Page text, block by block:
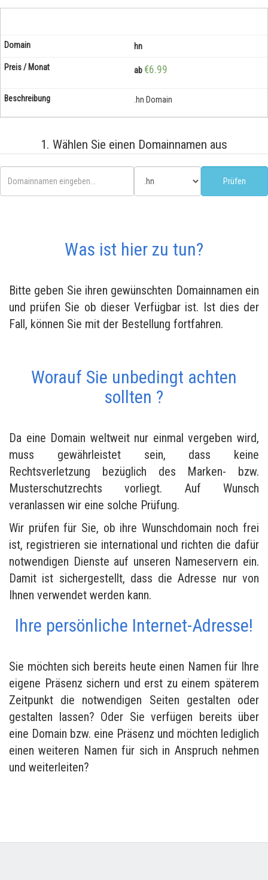
hn
ab€6.99
.hn Domain
1. Wählen Sie einen Domainnamen aus
Was ist hier zu tun?
Bitte geben Sie ihren gewünschten Domainnamen ein
und prüfen Sie ob dieser Verfügbar ist. Ist dies der
Fall, können Sie mit der Bestellung fortfahren.
Worauf Sie unbedingt achten
sollten ?
Da eine Domain weltweit nur einmal vergeben wird,
muss gewährleistet sein, dass keine
Rechtsverletzung bezüglich des Marken- bzw.
Musterschutzrechts vorliegt. Auf Wunsch
veranlassen wir eine solche Prüfung.
Wir prüfen für Sie, ob ihre Wunschdomain noch frei
ist, registrieren sie international und richten die dafür
notwendigen Dienste auf unseren Nameservern ein.
Damit ist sichergestellt, dass die Adresse nur von
Ihnen verwendet werden kann.
Ihre persönliche Internet-Adresse!
Sie möchten sich bereits heute einen Namen für Ihre
eigene Präsenz sichern und erst zu einem späterem
Zeitpunkt die notwendigen Seiten gestalten oder
gestalten lassen? Oder Sie verfügen bereits über
eine Domain bzw. eine Präsenz und möchten lediglich
einen weiteren Namen für sich in Anspruch nehmen
und weiterleiten?